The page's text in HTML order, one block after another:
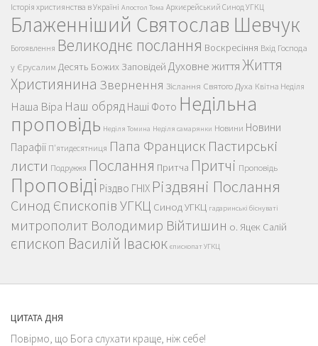
Історія християнства в Україні Апостол Тома Архиєрейський Синод УГКЦ
Блаженніший Святослав Шевчук
Богоявлення Великоднє послання Воскресіння Вхід Господа
у Єрусалим Десять Божих Заповідей Духовне життяЖиття
Християнина Звернення Зіслання Святого Духа Квітна Неділя
Наша Віра Наш обряд Наші Фото Недільна
проповідь Неділя Томина Неділя самарянки Новини Новини
Парафії П'ятидесятниця Папа Франциск Пастирські
листи Подружжя Послання Притча Притчі Проповідь
Проповіді Різдво ГНІХ Різдвяні Послання
Синод Єпископів УГКЦ Синод УГКЦ гадаринські біснуваті
митрополит Володимир Війтишин о. Яцек Салій
єпископ Василій Івасюк єпископат УГКЦ
ЦИТАТА ДНЯ
Повірмо, що Бога слухати краще, ніж себе!